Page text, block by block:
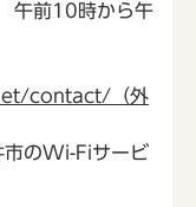
前10時から午
contact/（外
市のWi-Fiサービ